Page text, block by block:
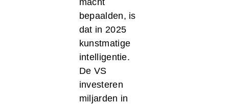
bepaalden, is
dat in 2025
kunstmatige
intelligentie.
De VS
investeren
miljarden in